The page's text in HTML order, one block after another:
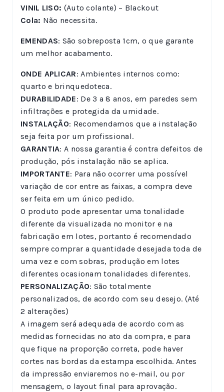
VINIL LISO: (Auto colante) – Blackout
Cola: Não necessita.
EMENDAS: São sobreposta 1cm, o que garante
um melhor acabamento.
ONDE APLICAR: Ambientes internos como:
quarto e brinquedoteca.
DURABILIDADE: De 3 a 8 anos, em paredes sem
infiltrações e protegida da umidade.
INSTALAÇÃO: Recomendamos que a instalação
seja feita por um profissional.
GARANTIA: A nossa garantia é contra defeitos de
produção, pós instalação não se aplica.
IMPORTANTE: Para não ocorrer uma possível
variação de cor entre as faixas, a compra deve
ser feita em um único pedido.
O produto pode apresentar uma tonalidade
diferente da visualizada no monitor e na
fabricação em lotes, portanto é recomendado
sempre comprar a quantidade desejada toda de
uma vez e com sobras, produção em lotes
diferentes ocasionam tonalidades diferentes.
PERSONALIZAÇÃO: São totalmente
personalizados, de acordo com seu desejo. (Até
2 alterações)
A imagem será adequada de acordo com as
medidas fornecidas no ato da compra, e para
que fique na proporção correta, pode haver
cortes nas bordas da estampa escolhida. Antes
da impressão enviaremos no e-mail, ou por
mensagem, o layout final para aprovação.